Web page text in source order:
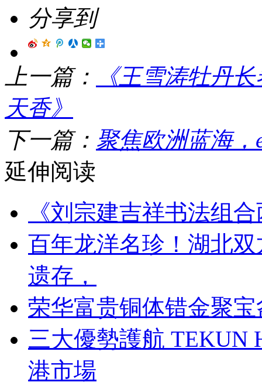
分享到
上一篇：
《王雪涛牡丹
天香》
下一篇： 聚焦欧洲蓝海
延伸阅读
《刘宗建吉祥书法组
百年龙洋名珍！湖北
遗存，
荣华富贵铜体错金聚
三大優勢護航 TEKUN
港市場